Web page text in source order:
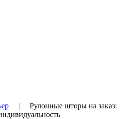
| Рулонные шторы на заказ: